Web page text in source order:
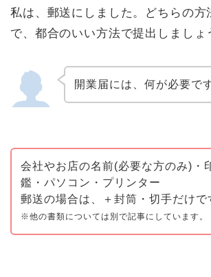
私は、郵送にしました。どちらの方
で、都合のいい方法で提出しましょ
開業届には、何が必要で
会社やお店の名前(必要な方のみ)・
鑑・パソコン・プリンター
郵送の場合は、＋封筒・切手だけで
※他の書類については別で記事にしています。